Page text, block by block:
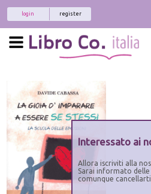
register
login
Interessato ai
Allora iscriviti alla
Sarai informato
comunque